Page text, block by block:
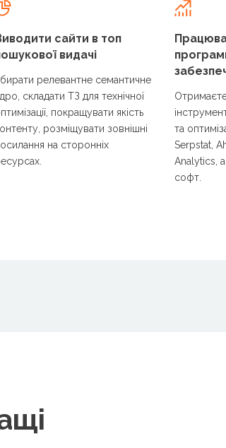
сайти в топ
видачі
релевантне семантичне
складати ТЗ для технічної
покращувати якість
розміщувати зовнішні
на сторонніх
та
Serpstat,
Analytics,
софт.